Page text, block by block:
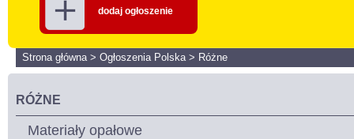
dodaj ogłoszenie
Strona główna> Ogłoszenia Polska> Różne
RÓŻNE
Materiały opałowe